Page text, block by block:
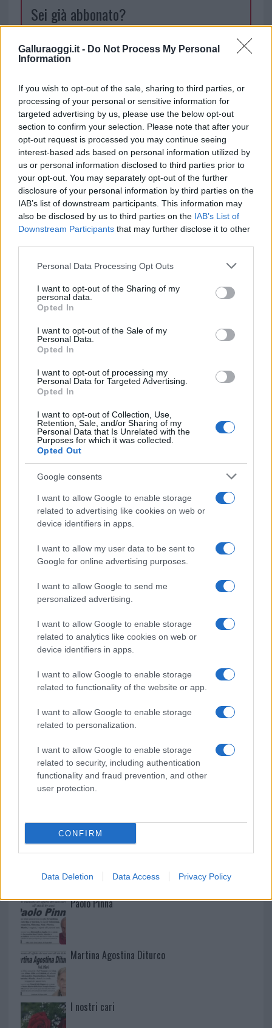
Galluraoggi.it - Do Not Process My Personal
Information
If you wish to opt-out of the sale, sharing to third parties, or
processing of your personal or sensitive information for
targeted advertising by us, please use the below opt-out
section to confirm your selection. Please note that after your
opt-out request is processed you may continue seeing
interest-based ads based on personal information utilized by
us or personal information disclosed to third parties prior to
your opt-out. You may separately opt-out of the further
disclosure of your personal information by third parties on the
IAB’s list of downstream participants. This information may
also be disclosed by us to third parties on the IAB’s List of
Downstream Participants that may further disclose it to other
Please note that this website/app uses one or more Google
not limited to your visit or usage behaviour. You may click to
grant or deny consent to Google and its third-party tags to
use your data for below specified purposes in below Google
consent section.
Personal Data Processing Opt Outs
I want to opt-out of the Sharing of my
personal data.
Opted In
I want to opt-out of the Sale of my
Personal Data.
Opted In
I want to opt-out of processing my
Personal Data for Targeted Advertising.
Opted In
I want to opt-out of Collection, Use,
Retention, Sale, and/or Sharing of my
Personal Data that Is Unrelated with the
Purposes for which it was collected.
Opted Out
Google consents
I want to allow Google to enable storage
related to advertising like cookies on web or
device identifiers in apps.
I want to allow my user data to be sent to
Google for online advertising purposes.
I want to allow Google to send me
personalized advertising.
I want to allow Google to enable storage
related to analytics like cookies on web or
device identifiers in apps.
I want to allow Google to enable storage
related to functionality of the website or app.
I want to allow Google to enable storage
related to personalization.
I want to allow Google to enable storage
related to security, including authentication
functionality and fraud prevention, and other
user protection.
CONFIRM
Data Deletion Data Access Privacy Policy
Sei già abbonato?
Puoi effettuare l'accesso andando nella
sezione
dal menù del sito o
TEMI: Abbanoa Gallura
Acqua Gallura
Notizie Gallura
Potabilizzatore Agnata
Condividi l'articolo
F
a
ce
b
o
o
k
T
w
it
te
r
Pi
n
te
re
st
W
h
at
s
A
p
S
h
a
re
Articolo precedente
Prossimo articolo
NOTIZIE RECENTI
Raid nelle campagne di Berchidda, rischio per
la rete elettrica
Monte Pino, via i cancelli del cantiere: la Gallura
Nuovi stalli residenti a Palau, il Comune
completa l’iter
Film internazionale, casting per comparse in
Costa Smeralda
Porto Rotondo ospita la grande sfida della vela
nell’estate 2026
Controlli all’aeroporto di Olbia, sequestrati
caviale e sabbia rubata
Migliori cliniche di estetica medicale avanzata
in Europa: classifica dei 5 centri di riferimento
pe…
Mario Malu
Paolo Pinna
Martina Agostina Diturco
I nostri cari